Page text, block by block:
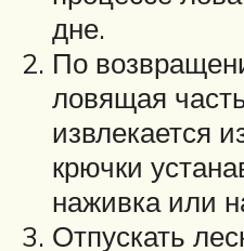
дне.
По
ловящая
извлекается
крючки
наживка или
Отпускать